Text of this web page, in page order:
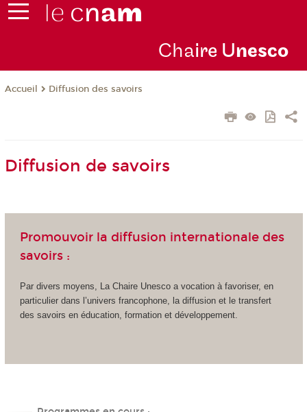
Chaire Unesco
Accueil Diffusion des savoirs
Diffusion de savoirs
Promouvoir la diffusion internationale des
savoirs :
Par divers moyens, La Chaire Unesco a vocation à favoriser, en
particulier dans l’univers francophone, la diffusion et le transfert
des savoirs en éducation, formation et développement.